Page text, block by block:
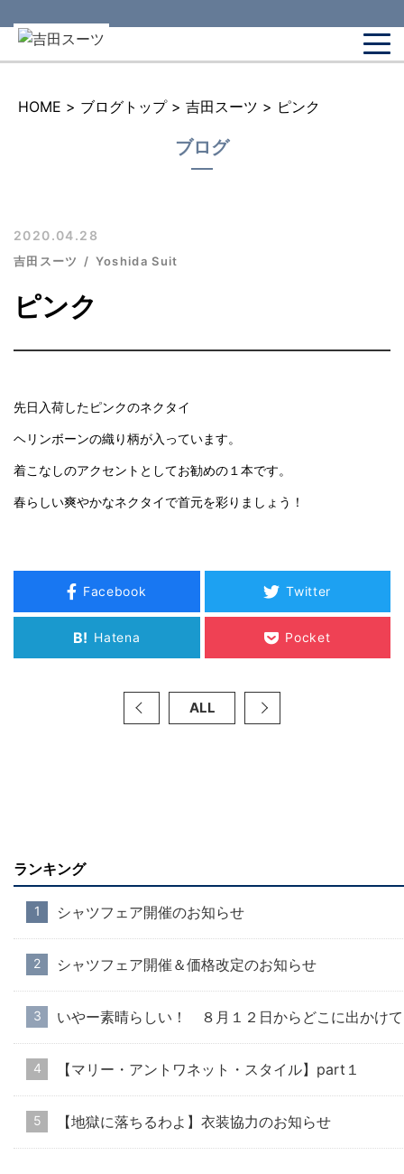
HOME > ブログトップ > 吉田スーツ > ピンク
ブログ
2020.04.28
吉田スーツ Yoshida Suit
ピンク
先日入荷したピンクのネクタイ
ヘリンボーンの織り柄が入っています。
着こなしのアクセントとしてお勧めの１本です。
春らしい爽やかなネクタイで首元を彩りましょう！
Facebook Twitter
B! Hatena Pocket
ALL
ランキング
シャツフェア開催のお知らせ
シャツフェア開催＆価格改定のお知らせ
いやー素晴らしい！ ８月１２日からどこに出かけ
【マリー・アントワネット・スタイル】part１
【地獄に落ちるわよ】衣装協力のお知らせ